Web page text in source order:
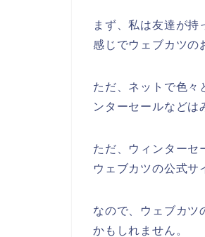
まず、私は友達が持
感じでウェブカツの
ただ、ネットで色々
ンターセールなどは
ただ、ウィンターセ
ウェブカツの公式サ
なので、ウェブカツ
かもしれません。